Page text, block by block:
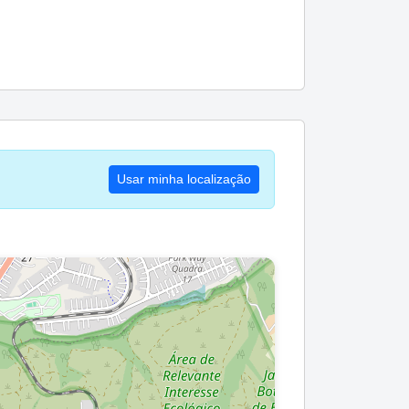
Usar minha localização